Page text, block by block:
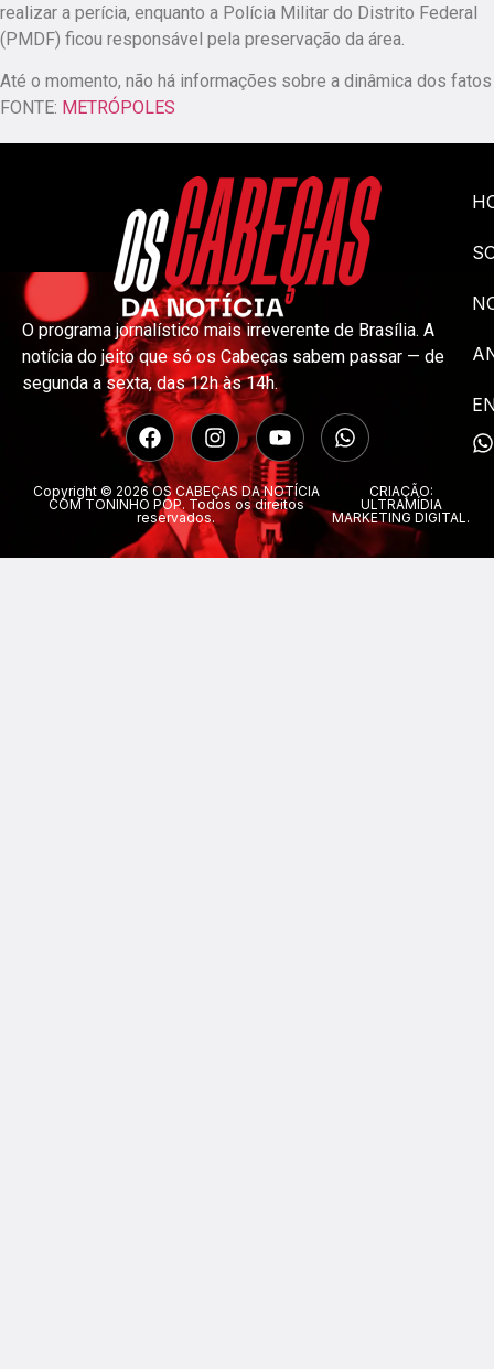
realizar a perícia, enquanto a Polícia Militar do Distrito Federal
(PMDF) ficou responsável pela preservação da área.
Até o momento, não há informações sobre a dinâmica dos fatos
FONTE: METRÓPOLES
O programa jornalístico mais irreverente de Brasília. A
notícia do jeito que só os Cabeças sabem passar — de
segunda a sexta, das 12h às 14h.
Copyright © 2026 OS CABEÇAS DA NOTÍCIA
COM TONINHO POP. Todos os direitos
reservados.
CRIAÇÃO:
ULTRAMÍDIA
MARKETING DIGITAL.